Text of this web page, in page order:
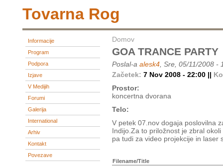
Tovarna Rog
Informacije
Program
Podpora
Izjave
V Medijih
Forumi
Galerija
International
Arhiv
Kontakt
Povezave
Domov
GOA TRANCE PARTY
Poslal-a alesk4 , Sre, 05/11/2008 -
Začetek: 7 Nov 2008 - 22:00 ||
Prostor:
koncertna dvorana
Telo:
V petek 07.nov dogaja poslovilna
Indijo.Za to priložnost je zbral
pa tudi za video projekcije in laser
Filename/Title